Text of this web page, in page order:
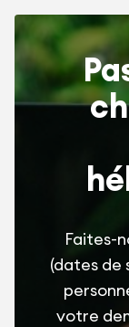
Faites-
(dates de
votre